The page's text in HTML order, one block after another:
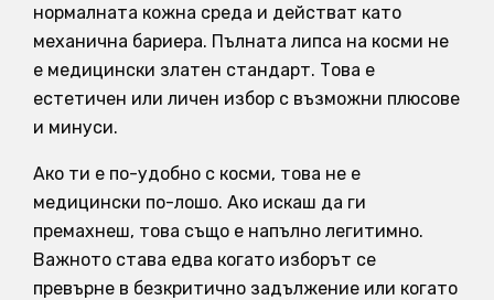
нормалната кожна среда и действат като
механична бариера. Пълната липса на косми не
е медицински златен стандарт. Това е
естетичен или личен избор с възможни плюсове
и минуси.
Ако ти е по-удобно с косми, това не е
медицински по-лошо. Ако искаш да ги
премахнеш, това също е напълно легитимно.
Важното става едва когато изборът се
превърне в безкритично задължение или когато